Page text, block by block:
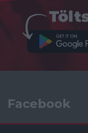
Facebook